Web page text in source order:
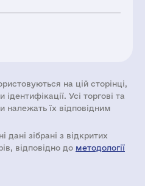
на цій сторінці,
Усі торгові та
належать їх відповідним
дані зібрані з відкритих
відповідно до методології